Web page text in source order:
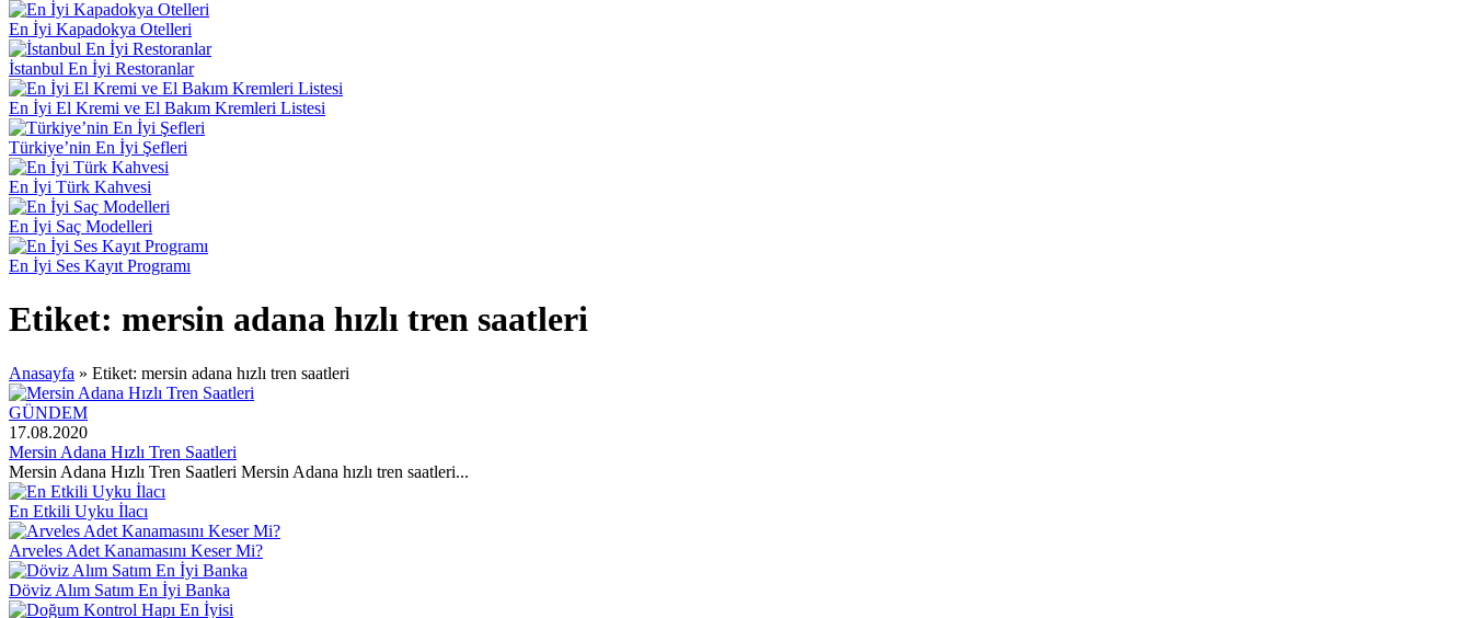
En İyi Kapadokya Otelleri
İstanbul En İyi Restoranlar
En İyi El Kremi ve El Bakım Kremleri Listesi
Türkiye’nin En İyi Şefleri
En İyi Türk Kahvesi
En İyi Saç Modelleri
En İyi Ses Kayıt Programı
Etiket: mersin adana hızlı tren saatleri
Anasayfa » Etiket: mersin adana hızlı tren saatleri
GÜNDEM
17.08.2020
Mersin Adana Hızlı Tren Saatleri
Mersin Adana Hızlı Tren Saatleri Mersin Adana hızlı tren saatleri...
En Etkili Uyku İlacı
Arveles Adet Kanamasını Keser Mi?
Döviz Alım Satım En İyi Banka